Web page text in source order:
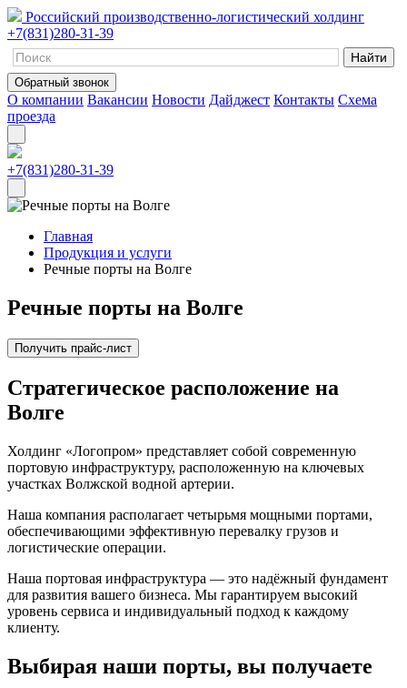
Российский производственно-логистический холдинг
+7(831)280-31-39
Обратный звонок
О компании Вакансии Новости Дайджест Контакты Схема
проезда
+7(831)280-31-39
Главная
Продукция и услуги
Речные порты на Волге
Речные порты на Волге
Получить прайс-лист
Стратегическое расположение на
Волге
Холдинг «Логопром» представляет собой современную
портовую инфраструктуру, расположенную на ключевых
участках Волжской водной артерии.
Наша компания располагает четырьмя мощными портами,
обеспечивающими эффективную перевалку грузов и
логистические операции.
Наша портовая инфраструктура — это надёжный фундамент
для развития вашего бизнеса. Мы гарантируем высокий
уровень сервиса и индивидуальный подход к каждому
клиенту.
Выбирая наши порты, вы получаете